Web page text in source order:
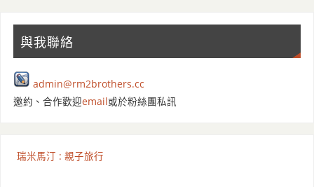
與我聯絡
admin@rm2brothers.cc
邀約、合作歡迎email或於粉絲團私訊
瑞米馬汀 : 親子旅行